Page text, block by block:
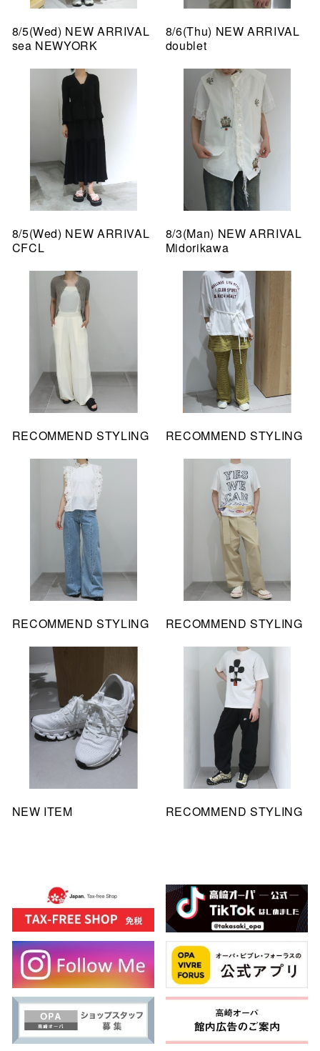
8/5(Wed) NEW ARRIVAL
sea NEWYORK
8/6(Thu) NEW ARRIVAL
doublet
8/5(Wed) NEW ARRIVAL
CFCL
8/3(Man) NEW ARRIVAL
Midorikawa
RECOMMEND STYLING RECOMMEND STYLING
RECOMMEND STYLING RECOMMEND STYLING
NEW ITEM RECOMMEND STYLING